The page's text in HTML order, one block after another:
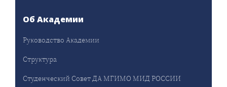
Об Академии
Руководство Академии
Структура
Студенческий Совет ДА МГИМО МИД РОССИИ